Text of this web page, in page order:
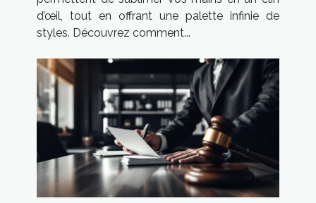
d’œil, tout en offrant une palette infinie de
styles. Découvrez comment...